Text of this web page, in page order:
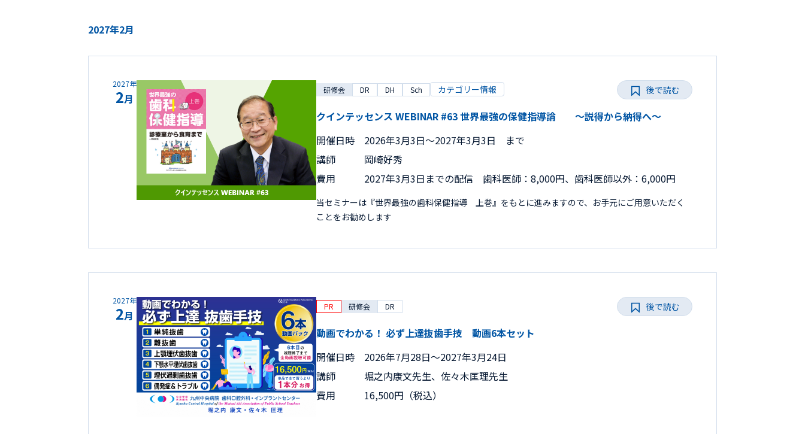
2027年2月
2027年
2月
研修会 DR DH Sch カテゴリー情報
クインテッセンス WEBINAR #63 世界最強の保健指導論 ～説得から納得へ～
開催日時
2026年3月3日〜2027年3月3日 まで
講師
岡崎好秀
費用
2027年3月3日までの配信 歯科医師：8,000円、歯科医師以外：6,000円
当セミナーは『世界最強の歯科保健指導 上巻』をもとに進みますので、お手元にご用意いただく
ことをお勧めします
後で読む
2027年
2月
PR 研修会 DR
動画でわかる！ 必ず上達抜歯手技 動画6本セット
開催日時
2026年7月28日〜2027年3月24日
講師
堀之内康文先生、佐々木匡理先生
費用
16,500円（税込）
後で読む